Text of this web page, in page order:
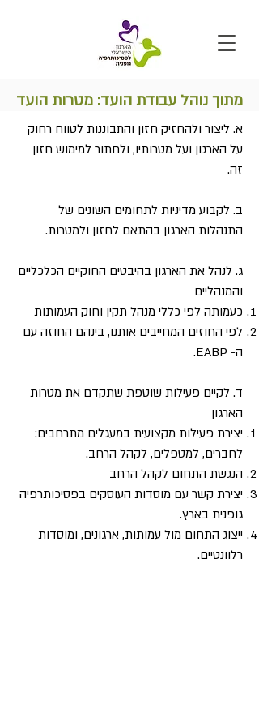
מתוך נוהל עבודת הועד: מטרות הועד
א. ליצור ולהחזיק חזון והתבוננות לטווח רחוק
על הארגון ועל מטרותיו, ולחתור למימוש חזון
זה.
ב. לקבוע מדיניות לתחומים השונים של
התנהלות הארגון בהתאם לחזון ולמטרות.
ג. לנהל את הארגון בהיבטים החוקיים הכלכליים
והמנהליים
כעמותה לפי כללי מנהל תקין וחוק העמותות
לפי החוזים המחייבים אותנו, בינהם החוזה עם
ה- EABP.
ד. לקיים פעילות שוטפת שתקדם את מטרות
הארגון
יצירת פעילות מקצועית במעגלים מתרחבים:
לחברים, למטפלים, לקהל הרחב.
הנגשת התחום לקהל הרחב
יצירת קשר עם מוסדות העוסקים בפסיכותרפיה
גופנית בארץ.
ייצוג התחום מול עמותות, ארגונים, ומוסדות
רלוונטיים.